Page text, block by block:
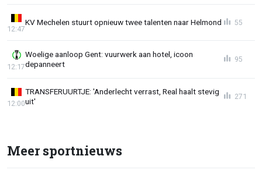
KV Mechelen stuurt opnieuw twee talenten naar Helmond
12:47
55
Woelige aanloop Gent: vuurwerk aan hotel, icoon
depanneert
12:17
95
TRANSFERUURTJE: 'Anderlecht verrast, Real haalt stevig
uit'
12:00
271
Meer sportnieuws